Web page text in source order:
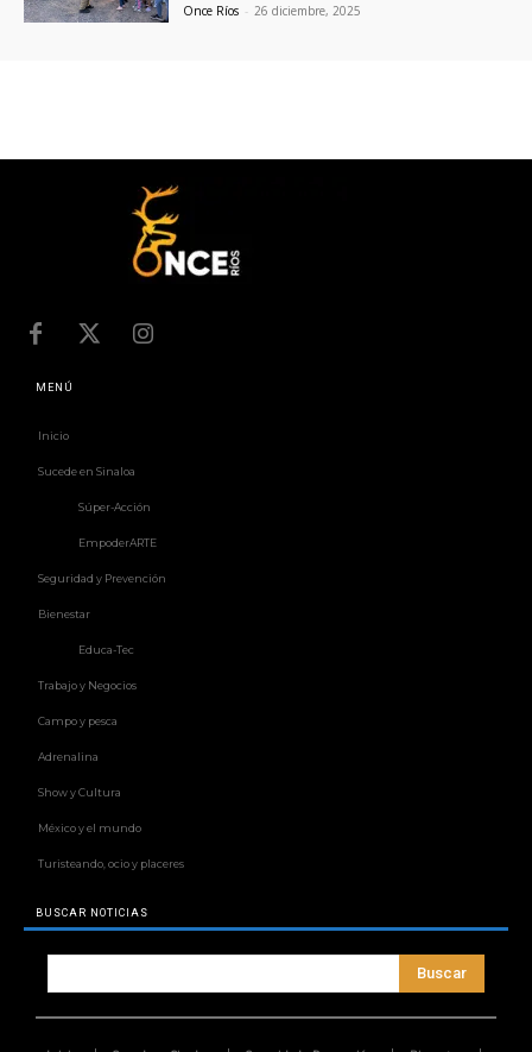
Once Ríos - 26 diciembre, 2025
MENÚ
Inicio
Sucede en Sinaloa
Súper-Acción
EmpoderARTE
Seguridad y Prevención
Bienestar
Educa-Tec
Trabajo y Negocios
Campo y pesca
Adrenalina
Show y Cultura
México y el mundo
Turisteando, ocio y placeres
BUSCAR NOTICIAS
Buscar